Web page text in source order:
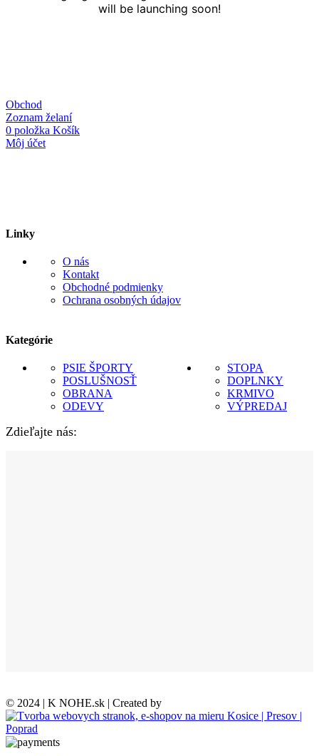
will be launching soon!
Obchod
Zoznam želaní
0 položka Košík
Môj účet
Linky
O nás
Kontakt
Obchodné podmienky
Ochrana osobných údajov
Kategórie
PSIE ŠPORTY
POSLUŠNOSŤ
OBRANA
ODEVY
STOPA
DOPLNKY
KRMIVO
VÝPREDAJ
Zdieľajte nás:
© 2024 | K NOHE.sk | Created by